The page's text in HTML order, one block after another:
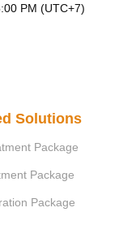
PM (UTC+7)
Solutions
Package
Package
Package